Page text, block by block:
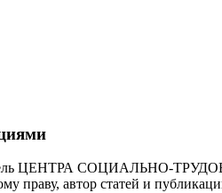
ЦЕНТРА СОЦИАЛЬНО-
праву, автор статей и